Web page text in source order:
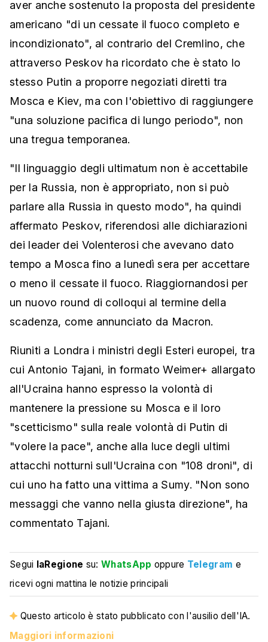
aver anche sostenuto la proposta del presidente
americano "di un cessate il fuoco completo e
incondizionato", al contrario del Cremlino, che
attraverso Peskov ha ricordato che è stato lo
stesso Putin a proporre negoziati diretti tra
Mosca e Kiev, ma con l'obiettivo di raggiungere
"una soluzione pacifica di lungo periodo", non
una tregua temporanea.
"Il linguaggio degli ultimatum non è accettabile
per la Russia, non è appropriato, non si può
parlare alla Russia in questo modo", ha quindi
affermato Peskov, riferendosi alle dichiarazioni
dei leader dei Volenterosi che avevano dato
tempo a Mosca fino a lunedì sera per accettare
o meno il cessate il fuoco. Riaggiornandosi per
un nuovo round di colloqui al termine della
scadenza, come annunciato da Macron.
Riuniti a Londra i ministri degli Esteri europei, tra
cui Antonio Tajani, in formato Weimer+ allargato
all'Ucraina hanno espresso la volontà di
mantenere la pressione su Mosca e il loro
"scetticismo" sulla reale volontà di Putin di
"volere la pace", anche alla luce degli ultimi
attacchi notturni sull'Ucraina con "108 droni", di
cui uno ha fatto una vittima a Sumy. "Non sono
messaggi che vanno nella giusta direzione", ha
commentato Tajani.
Segui laRegione su:WhatsApp oppure Telegram e
ricevi ogni mattina le notizie principali
Questo articolo è stato pubblicato con l'ausilio dell'IA.
Maggiori informazioni